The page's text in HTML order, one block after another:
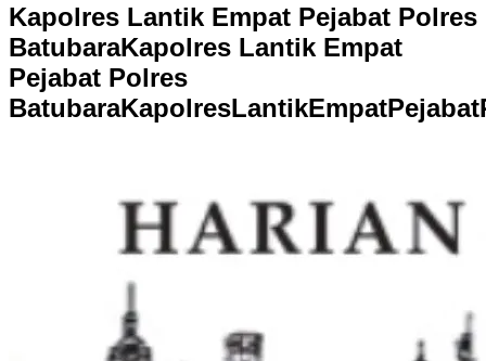
Kapolres Lantik Empat Pejabat Polres
BatubaraKapolres Lantik Empat
Pejabat Polres
BatubaraKapolresLantikEmpatPejabat